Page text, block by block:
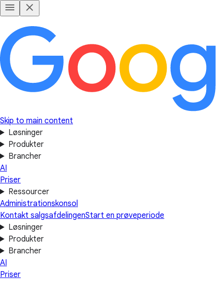
Skip to main content
Løsninger
Produkter
Brancher
AI
Priser
Ressourcer
Administrationskonsol
Kontakt salgsafdelingenStart en prøveperiode
Løsninger
Produkter
Brancher
AI
Priser